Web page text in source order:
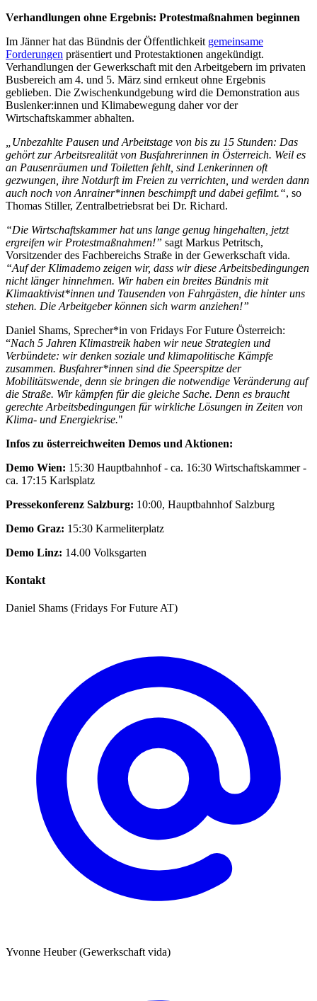
Verhandlungen ohne Ergebnis: Protestmaßnahmen beginnen
Im Jänner hat das Bündnis der Öffentlichkeit gemeinsame
Forderungen präsentiert und Protestaktionen angekündigt.
Verhandlungen der Gewerkschaft mit den Arbeitgebern im privaten
Busbereich am 4. und 5. März sind ernkeut ohne Ergebnis
geblieben. Die Zwischenkundgebung wird die Demonstration aus
Buslenker:innen und Klimabewegung daher vor der
Wirtschaftskammer abhalten.
„Unbezahlte Pausen und Arbeitstage von bis zu 15 Stunden: Das
gehört zur Arbeitsrealität von Busfahrerinnen in Österreich. Weil es
an Pausenräumen und Toiletten fehlt, sind Lenkerinnen oft
gezwungen, ihre Notdurft im Freien zu verrichten, und werden dann
auch noch von Anrainer*innen beschimpft und dabei gefilmt.“, so
Thomas Stiller, Zentralbetriebsrat bei Dr. Richard.
“Die Wirtschaftskammer hat uns lange genug hingehalten, jetzt
ergreifen wir Protestmaßnahmen!” sagt Markus Petritsch,
Vorsitzender des Fachbereichs Straße in der Gewerkschaft vida.
“Auf der Klimademo zeigen wir, dass wir diese Arbeitsbedingungen
nicht länger hinnehmen. Wir haben ein breites Bündnis mit
Klimaaktivist*innen und Tausenden von Fahrgästen, die hinter uns
stehen. Die Arbeitgeber können sich warm anziehen!”
Daniel Shams, Sprecher*in von Fridays For Future Österreich:
“Nach 5 Jahren Klimastreik haben wir neue Strategien und
Verbündete: wir denken soziale und klimapolitische Kämpfe
zusammen. Busfahrer*innen sind die Speerspitze der
Mobilitätswende, denn sie bringen die notwendige Veränderung auf
die Straße. Wir kämpfen für die gleiche Sache. Denn es braucht
gerechte Arbeitsbedingungen für wirkliche Lösungen in Zeiten von
Klima- und Energiekrise."
Infos zu österreichweiten Demos und Aktionen:
Demo Wien: 15:30 Hauptbahnhof - ca. 16:30 Wirtschaftskammer -
ca. 17:15 Karlsplatz
Pressekonferenz Salzburg: 10:00, Hauptbahnhof Salzburg
Demo Graz: 15:30 Karmeliterplatz
Demo Linz: 14.00 Volksgarten
Kontakt
Daniel Shams (Fridays For Future AT)
Yvonne Heuber (Gewerkschaft vida)